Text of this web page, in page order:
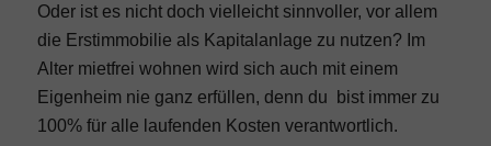
Oder ist es nicht doch vielleicht sinnvoller, vor allem
die Erstimmobilie als Kapitalanlage zu nutzen? Im
Alter mietfrei wohnen wird sich auch mit einem
Eigenheim nie ganz erfüllen, denn du bist immer zu
100% für alle laufenden Kosten verantwortlich.